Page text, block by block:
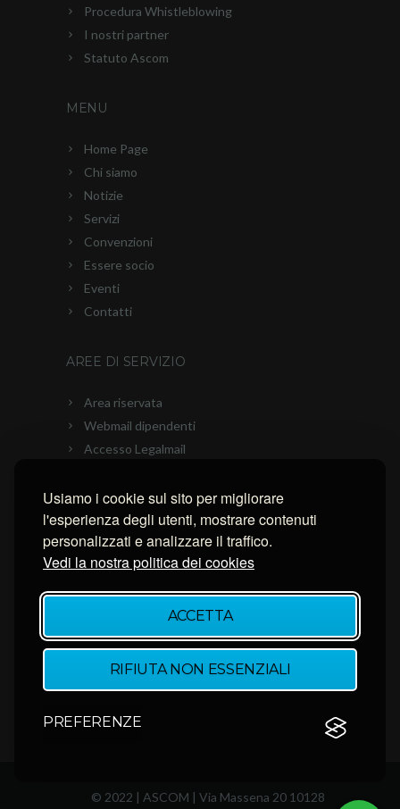
Usiamo i cookie sul sito per migliorare
l'esperienza degli utenti, mostrare contenuti
personalizzati e analizzare il traffico.
Vedi la nostra politica dei cookies
ACCETTA
RIFIUTA NON ESSENZIALI
PREFERENZE
Procedura Whistleblowing
I nostri partner
Statuto Ascom
MENU
Home Page
Chi siamo
Notizie
Servizi
Convenzioni
Essere socio
Eventi
Contatti
AREE DI SERVIZIO
Area riservata
Webmail dipendenti
Accesso Legalmail
Connessione con AnyDesk
Connessione con Ammyy Admin
Connessione con TeamViewer
NEWSLETTER
Inserisci la tua email per restare aggiornato.
© 2022 | ASCOM | Via Massena 20 10128